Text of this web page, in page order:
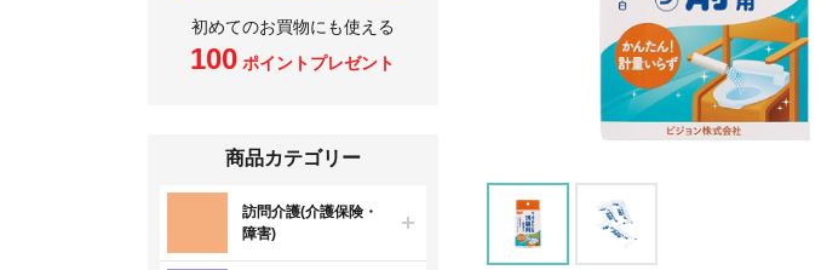
初めてのお買物にも使える
100 ポイントプレゼント
商品カテゴリー
訪問介護(介護保険・
障害)